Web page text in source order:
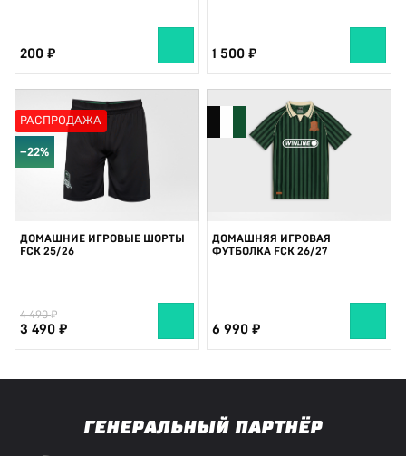
200 1 500
РАСПРОДАЖА
−22%
ДОМАШНИЕ ИГРОВЫЕ ШОРТЫ
FCK 25/26
4 490
3 490
ДОМАШНЯЯ ИГРОВАЯ
ФУТБОЛКА FCK 26/27
6 990
ГЕНЕРАЛЬНЫЙ ПАРТНЁР